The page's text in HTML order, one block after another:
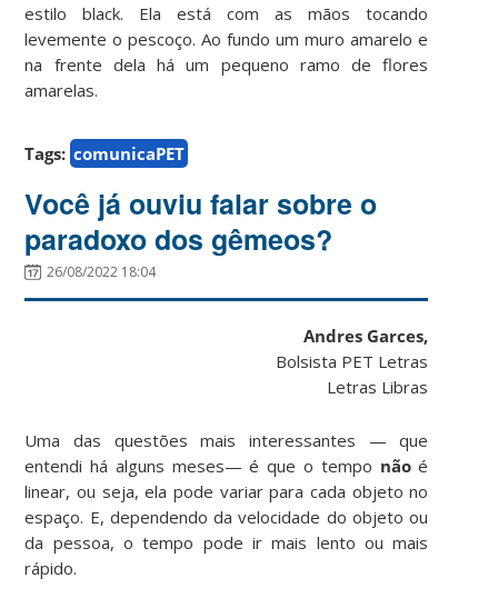
estilo black. Ela está com as mãos tocando
levemente o pescoço. Ao fundo um muro amarelo e
na frente dela há um pequeno ramo de flores
amarelas.
Tags: comunicaPET
Você já ouviu falar sobre o
paradoxo dos gêmeos?
26/08/2022 18:04
Andres Garces,
Bolsista PET Letras
Letras Libras
Uma das questões mais interessantes — que
entendi há alguns meses— é que o tempo nãoé
linear, ou seja, ela pode variar para cada objeto no
espaço. E, dependendo da velocidade do objeto ou
da pessoa, o tempo pode ir mais lento ou mais
rápido.